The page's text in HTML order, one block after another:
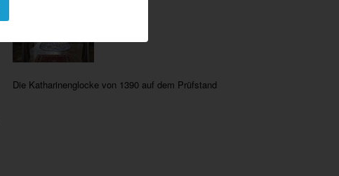
Die Katharinenglocke von 1390 auf dem Prüfstand